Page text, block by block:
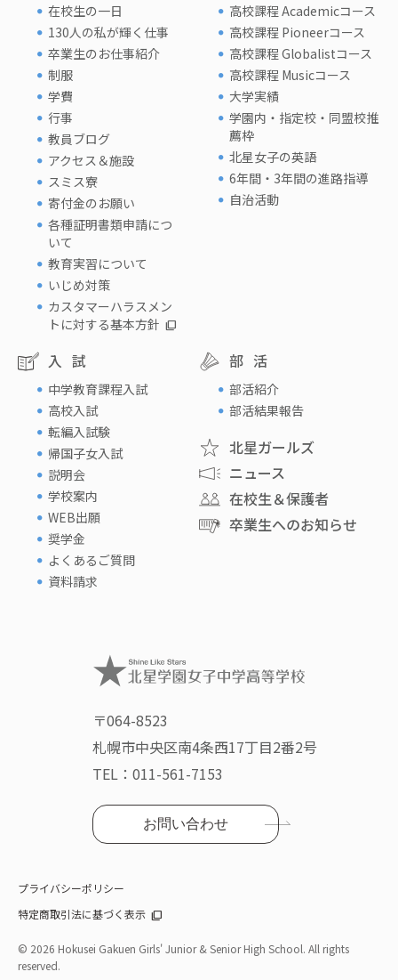
在校生の一日
130人の私が輝く仕事
卒業生のお仕事紹介
制服
学費
行事
教員ブログ
アクセス＆施設
スミス寮
寄付金のお願い
各種証明書類申請につ
いて
教育実習について
いじめ対策
カスタマーハラスメン
トに対する基本方針
高校課程 Academicコース
高校課程 Pioneerコース
高校課程 Globalistコース
高校課程 Musicコース
大学実績
学園内・指定校・同盟校推
薦枠
北星女子の英語
6年間・3年間の進路指導
自治活動
入試
中学教育課程入試
高校入試
転編入試験
帰国子女入試
説明会
学校案内
WEB出願
奨学金
よくあるご質問
資料請求
部活
部活紹介
部活結果報告
北星ガールズ
ニュース
在校生＆保護者
卒業生へのお知らせ
〒064-8523
札幌市中央区南4条西17丁目2番2号
TEL： 011-561-7153
お問い合わせ
プライバシーポリシー
特定商取引法に基づく表示
© 2026 Hokusei Gakuen Girls' Junior & Senior High School. All rights
reserved.